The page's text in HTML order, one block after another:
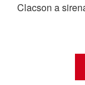
Clacson a